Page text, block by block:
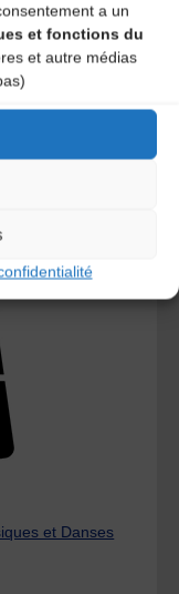
a un
et fonctions du
et autre médias
Trad'
LA
et Danses